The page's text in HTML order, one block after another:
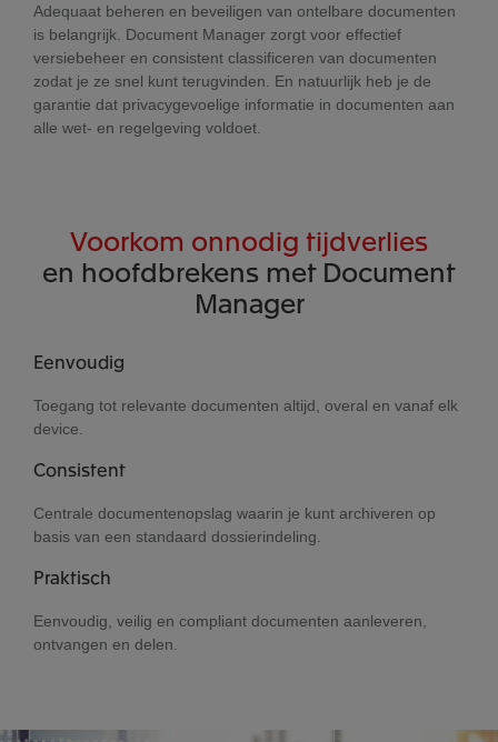
Adequaat beheren en beveiligen van ontelbare documenten
is belangrijk. Document Manager zorgt voor effectief
versiebeheer en consistent classificeren van documenten
zodat je ze snel kunt terugvinden. En natuurlijk heb je de
garantie dat privacygevoelige informatie in documenten aan
alle wet- en regelgeving voldoet.
Voorkom onnodig tijdverlies
en hoofdbrekens met Document
Manager
Eenvoudig
Toegang tot relevante documenten altijd, overal en vanaf elk
device.
Consistent
Centrale documentenopslag waarin je kunt archiveren op
basis van een standaard dossierindeling.
Praktisch
Eenvoudig, veilig en compliant documenten aanleveren,
ontvangen en delen.